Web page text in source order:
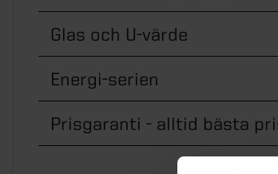
Glas och U-värde
Energi-serien
Prisgaranti - alltid bästa